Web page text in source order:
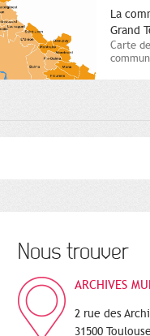
La
Grand
Carte
Nous trouver
ARCHIVES
2 rue des
31500